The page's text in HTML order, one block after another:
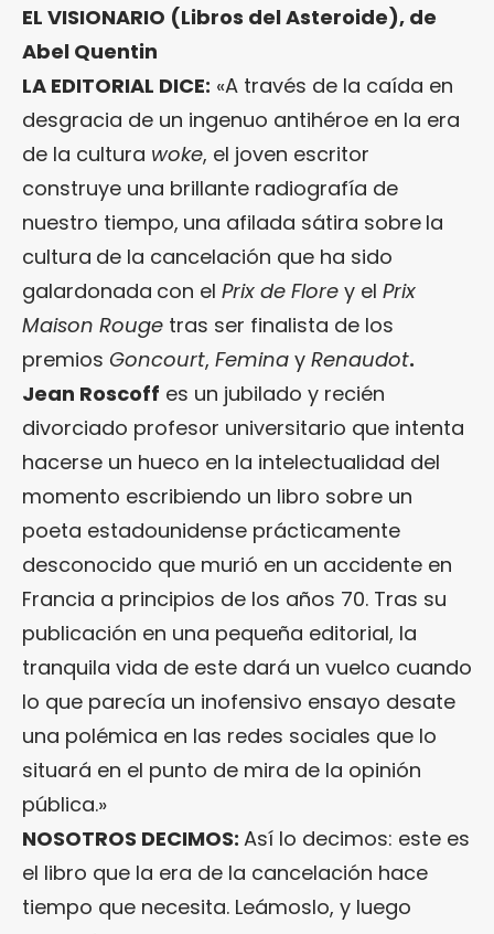
EL VISIONARIO (Libros del Asteroide), de
Abel Quentin
LA EDITORIAL DICE: «A través de la caída en
desgracia de un ingenuo antihéroe en la era
de la cultura woke, el joven escritor
construye una brillante radiografía de
nuestro tiempo, una afilada sátira sobre la
cultura de la cancelación que ha sido
galardonada con el Prix de Flore y el Prix
Maison Rouge tras ser finalista de los
premios Goncourt, Femina y Renaudot.
Jean Roscoff es un jubilado y recién
divorciado profesor universitario que intenta
hacerse un hueco en la intelectualidad del
momento escribiendo un libro sobre un
poeta estadounidense prácticamente
desconocido que murió en un accidente en
Francia a principios de los años 70. Tras su
publicación en una pequeña editorial, la
tranquila vida de este dará un vuelco cuando
lo que parecía un inofensivo ensayo desate
una polémica en las redes sociales que lo
situará en el punto de mira de la opinión
pública.»
NOSOTROS DECIMOS: Así lo decimos: este es
el libro que la era de la cancelación hace
tiempo que necesita. Leámoslo, y luego